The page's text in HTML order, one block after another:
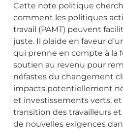
Cette note politique
comment les politiques
travail (PAMT) peuvent
juste. Il plaide en faveur
qui prenne en compte à la
soutien au revenu pour
néfastes du changement
impacts potentiellement
et investissements verts,
transition des travailleurs
de nouvelles exigences